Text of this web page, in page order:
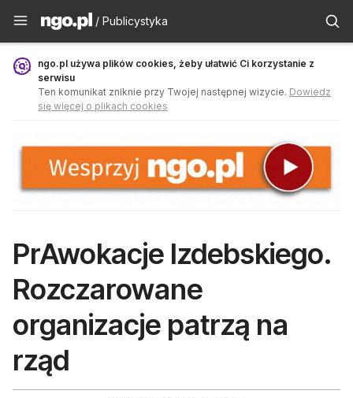
Publicystyka - ngo.pl
/ Publicystyka
ngo.pl używa plików cookies, żeby ułatwić Ci korzystanie z
serwisu
Ten komunikat zniknie przy Twojej następnej wizycie. Dowiedz
się więcej o plikach cookies
PrAwokacje Izdebskiego.
Rozczarowane
organizacje patrzą na
rząd